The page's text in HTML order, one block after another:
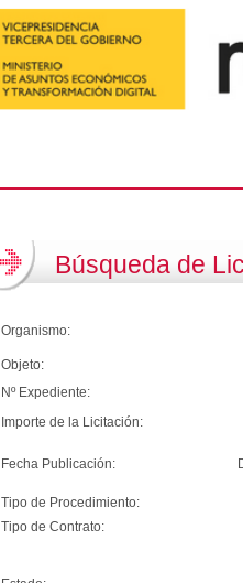
Búsqueda de
Organismo:
Objeto:
Nº Expediente:
Importe de la Licitación:
Fecha Publicación:
Tipo de Procedimiento:
Tipo de Contrato: